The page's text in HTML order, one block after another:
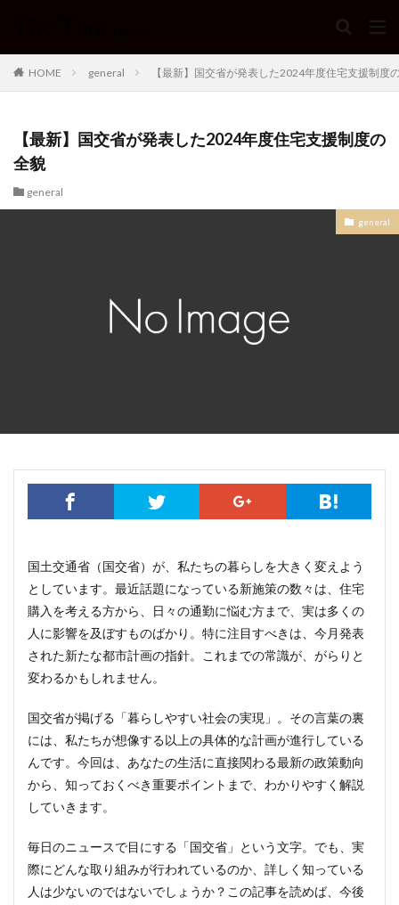
HOME general 【最新】国交省が発表した2024年度住宅支援制度
【最新】国交省が発表した2024年度住宅支援制度の
全貌
general
general
国土交通省（国交省）が、私たちの暮らしを大きく変えよう
としています。最近話題になっている新施策の数々は、住宅
購入を考える方から、日々の通勤に悩む方まで、実は多くの
人に影響を及ぼすものばかり。特に注目すべきは、今月発表
された新たな都市計画の指針。これまでの常識が、がらりと
変わるかもしれません。
国交省が掲げる「暮らしやすい社会の実現」。その言葉の裏
には、私たちが想像する以上の具体的な計画が進行している
んです。今回は、あなたの生活に直接関わる最新の政策動向
から、知っておくべき重要ポイントまで、わかりやすく解説
していきます。
毎日のニュースで目にする「国交省」という文字。でも、実
際にどんな取り組みが行われているのか、詳しく知っている
人は少ないのではないでしょうか？この記事を読めば、今後